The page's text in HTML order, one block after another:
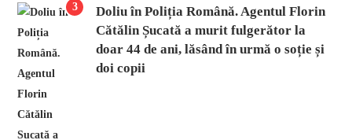
3
Doliu în Poliția Română. Agentul Florin
Cătălin Șucată a murit fulgerător la
doar 44 de ani, lăsând în urmă o soție și
doi copii